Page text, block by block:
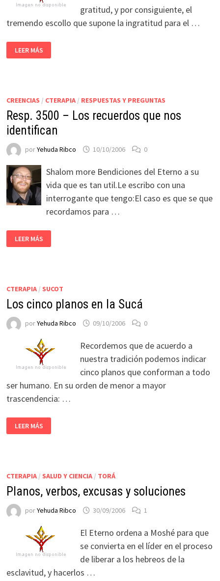
gratitud, y por consiguiente, el
tremendo escollo que supone la ingratitud para el …
LEER MÁS
CREENCIAS / CTERAPIA/ RESPUESTAS Y PREGUNTAS
Resp. 3500 – Los recuerdos que nos
identifican
porYehuda Ribco 10/10/2006 0
Shalom more Bendiciones del Eterno a su
vida que es tan util.Le escribo con una
interrogante que tengo:El caso es que se que
recordamos para …
LEER MÁS
CTERAPIA/ SUCOT
Los cinco planos en la Sucá
porYehuda Ribco 09/10/2006 0
Recordemos que de acuerdo a
nuestra tradición podemos indicar
cinco planos que conforman a todo
ser humano. En su orden de menor a mayor
trascendencia: …
LEER MÁS
CTERAPIA/ SALUD Y CIENCIA/ TORÁ
Planos, verbos, excusas y soluciones
porYehuda Ribco 30/09/2006 1
El Eterno ordena a Moshé para que
se convierta en el líder en el proceso
de liberar a los hebreos de la
esclavitud, y hacerlos …